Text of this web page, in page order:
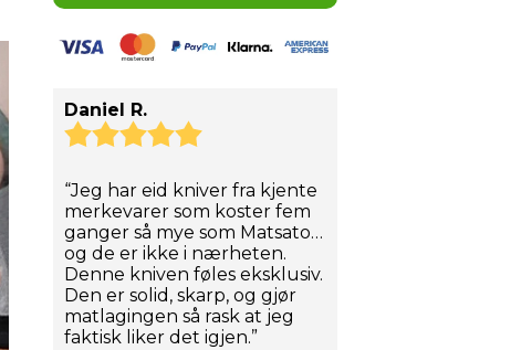
Daniel R.
“Jeg har eid kniver fra kjente
merkevarer som koster fem
ganger så mye som Matsato…
og de er ikke i nærheten.
Denne kniven føles eksklusiv.
Den er solid, skarp, og gjør
matlagingen så rask at jeg
faktisk liker det igjen.”